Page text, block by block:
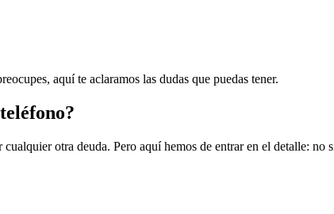
aquí te aclaramos las dudas que puedas tener.
cualquier otra deuda. Pero aquí hemos de entrar en el detalle: